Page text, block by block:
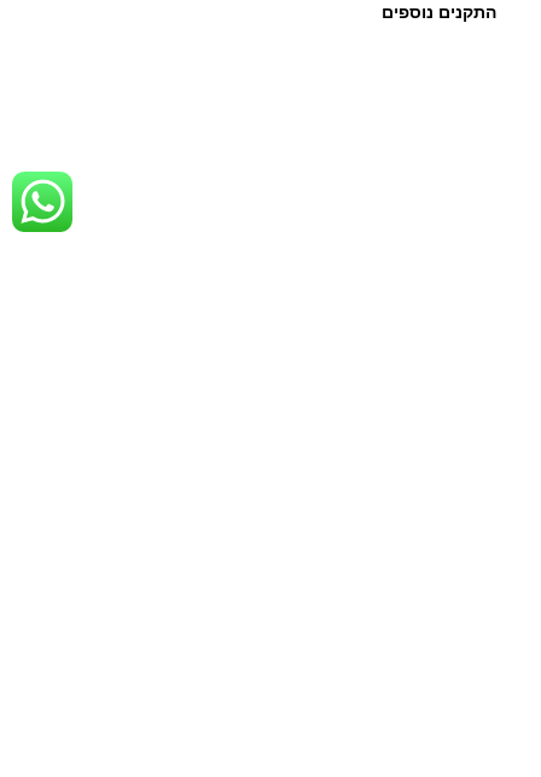
התקנים נוספים